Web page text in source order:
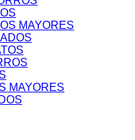
MAYORES
MAYORES